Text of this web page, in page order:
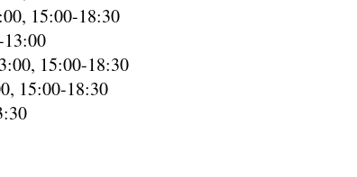
15:00-18:30
13:00
15:00-18:30
15:00-18:30